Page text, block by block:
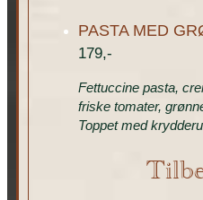
PASTA MED
179,-
Fettuccine pasta,
friske tomater,
Toppet med